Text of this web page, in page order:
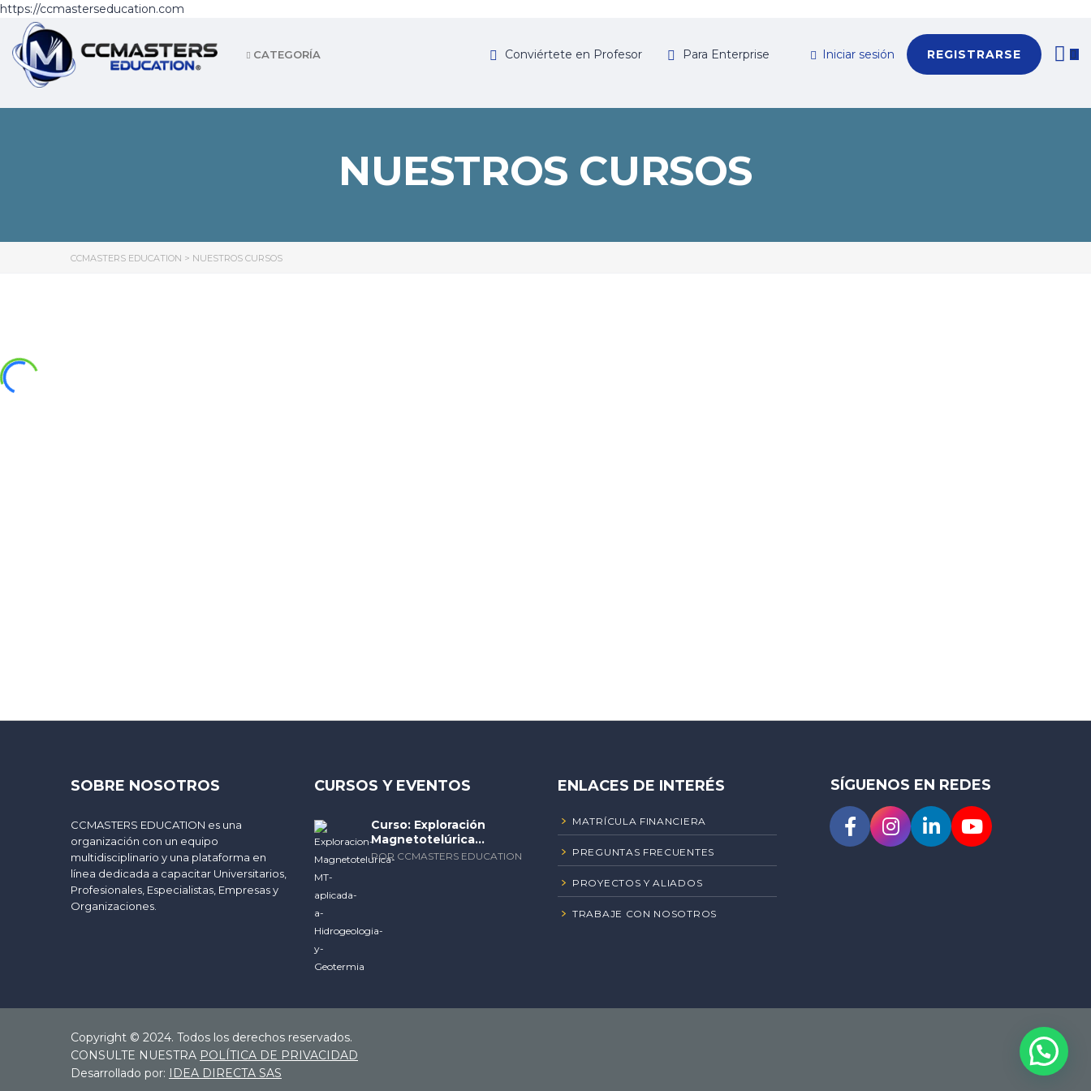
https://ccmasterseducation.com
CATEGORÍA Conviértete en Profesor Para Enterprise Iniciar sesión REGISTRARSE
NUESTROS CURSOS
CCMASTERS EDUCATION > NUESTROS CURSOS
SOBRE NOSOTROS
CCMASTERS EDUCATION es una
organización con un equipo
multidisciplinario y una plataforma en
línea dedicada a capacitar Universitarios,
Profesionales, Especialistas, Empresas y
Organizaciones.
CURSOS Y EVENTOS
Curso: Exploración
Magnetotelúrica...
POR CCMASTERS EDUCATION
ENLACES DE INTERÉS
MATRÍCULA FINANCIERA
PREGUNTAS FRECUENTES
PROYECTOS Y ALIADOS
TRABAJE CON NOSOTROS
SÍGUENOS EN REDES
Copyright © 2024. Todos los derechos reservados.
CONSULTE NUESTRA POLÍTICA DE PRIVACIDAD
Desarrollado por: IDEA DIRECTA SAS